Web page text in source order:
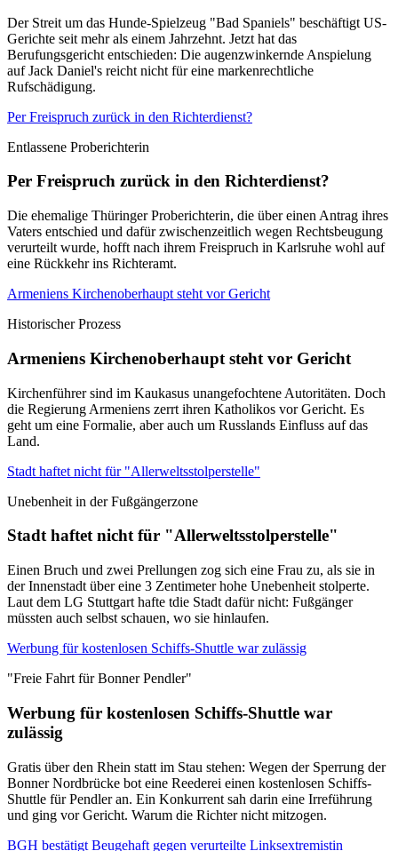
Der Streit um das Hunde-Spielzeug "Bad Spaniels" beschäftigt US-
Gerichte seit mehr als einem Jahrzehnt. Jetzt hat das
Berufungsgericht entschieden: Die augenzwinkernde Anspielung
auf Jack Daniel's reicht nicht für eine markenrechtliche
Rufschädigung.
Per Freispruch zurück in den Richterdienst?
Entlassene Proberichterin
Per Freispruch zurück in den Richterdienst?
Die ehemalige Thüringer Proberichterin, die über einen Antrag ihres
Vaters entschied und dafür zwischenzeitlich wegen Rechtsbeugung
verurteilt wurde, hofft nach ihrem Freispruch in Karlsruhe wohl auf
eine Rückkehr ins Richteramt.
Armeniens Kirchenoberhaupt steht vor Gericht
Historischer Prozess
Armeniens Kirchenoberhaupt steht vor Gericht
Kirchenführer sind im Kaukasus unangefochtene Autoritäten. Doch
die Regierung Armeniens zerrt ihren Katholikos vor Gericht. Es
geht um eine Formalie, aber auch um Russlands Einfluss auf das
Land.
Stadt haftet nicht für "Allerweltsstolperstelle"
Unebenheit in der Fußgängerzone
Stadt haftet nicht für "Allerweltsstolperstelle"
Einen Bruch und zwei Prellungen zog sich eine Frau zu, als sie in
der Innenstadt über eine 3 Zentimeter hohe Unebenheit stolperte.
Laut dem LG Stuttgart hafte tdie Stadt dafür nicht: Fußgänger
müssten auch selbst schauen, wo sie hinlaufen.
Werbung für kostenlosen Schiffs-Shuttle war zulässig
"Freie Fahrt für Bonner Pendler"
Werbung für kostenlosen Schiffs-Shuttle war
zulässig
Gratis über den Rhein statt im Stau stehen: Wegen der Sperrung der
Bonner Nordbrücke bot eine Reederei einen kostenlosen Schiffs-
Shuttle für Pendler an. Ein Konkurrent sah darin eine Irreführung
und ging vor Gericht. Warum die Richter nicht mitzogen.
BGH bestätigt Beugehaft gegen verurteilte Linksextremistin